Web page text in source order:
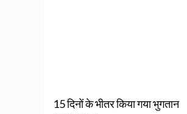
15 दिनों के भीतर किया गया भुगतान